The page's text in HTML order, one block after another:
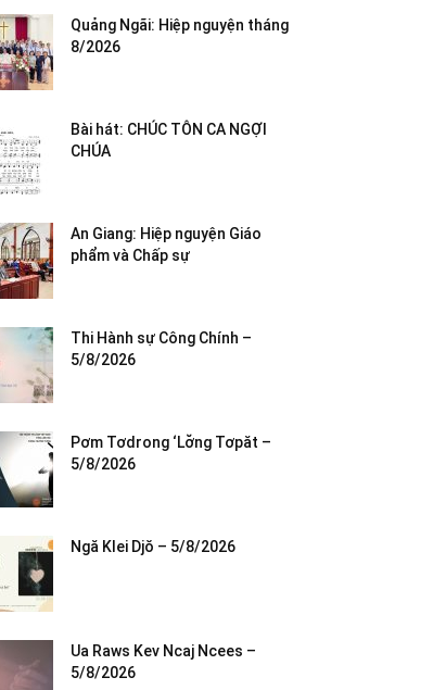
Quảng Ngãi: Hiệp nguyện tháng
8/2026
Bài hát: CHÚC TÔN CA NGỢI
CHÚA
An Giang: Hiệp nguyện Giáo
phẩm và Chấp sự
Thi Hành sự Công Chính –
5/8/2026
Pơm Tơdrong ‘Lơ̆ng Tơpăt –
5/8/2026
Ngă Klei Djŏ – 5/8/2026
Ua Raws Kev Ncaj Ncees –
5/8/2026